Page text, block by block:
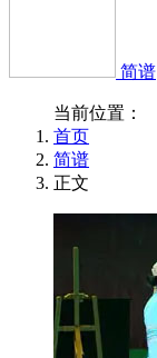
简谱
当前位置：
首页
简谱
正文